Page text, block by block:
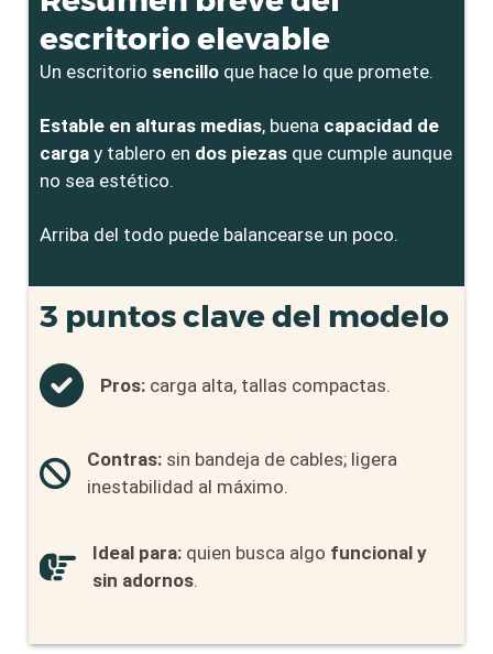
escritorio elevable
Un escritorio sencillo que hace lo que promete.
Estable en alturas medias, buena capacidad de
carga y tablero en dos piezas que cumple aunque
no sea estético.
Arriba del todo puede balancearse un poco.
3 puntos clave del modelo
Pros: carga alta, tallas compactas.
Contras: sin bandeja de cables; ligera
inestabilidad al máximo.
Ideal para:quien busca algo funcional y
sin adornos.